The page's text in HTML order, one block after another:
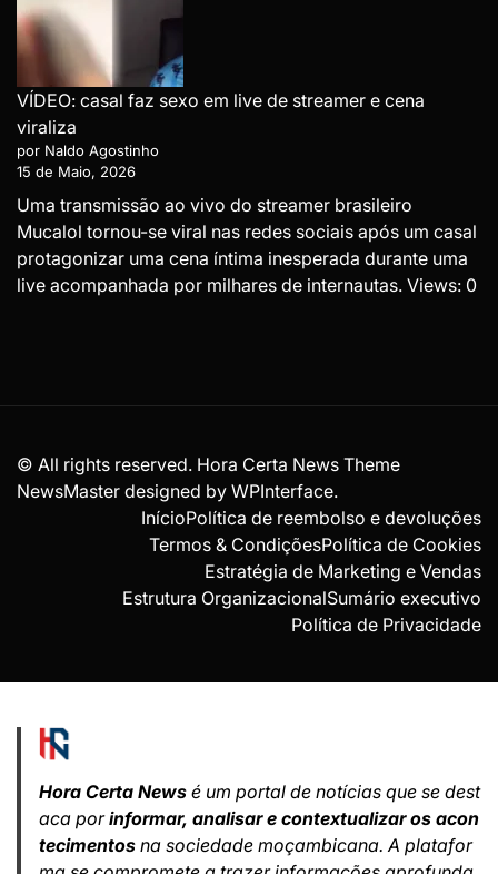
VÍDEO: casal faz sexo em live de streamer e cena
viraliza
por Naldo Agostinho
15 de Maio, 2026
Uma transmissão ao vivo do streamer brasileiro
Mucalol tornou-se viral nas redes sociais após um casal
protagonizar uma cena íntima inesperada durante uma
live acompanhada por milhares de internautas. Views: 0
© All rights reserved. Hora Certa News Theme
NewsMaster designed by WPInterface.
InícioPolítica de reembolso e devoluções
Termos & CondiçõesPolítica de Cookies
Estratégia de Marketing e Vendas
Estrutura OrganizacionalSumário executivo
Política de Privacidade
Hora Certa News é um portal de notícias que se dest
aca porinformar, analisar e contextualizar os acon
tecimentos na sociedade moçambicana. A platafor